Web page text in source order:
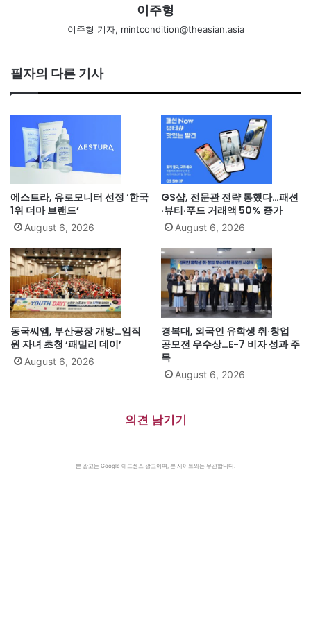
이주형
이주형 기자, mintcondition@theasian.asia
필자의 다른 기사
에스트라, 유로모니터 선정 ‘한국
1위 더마 브랜드’
August 6, 2026
GS샵, 전문관 전략 통했다…패션
·뷰티·푸드 거래액 50% 증가
August 6, 2026
동국씨엠, 부산공장 개방…임직
원 자녀 초청 ‘패밀리 데이’
August 6, 2026
경복대, 외국인 유학생 취·창업
공모전 우수상…E-7 비자 성과 주
목
August 6, 2026
의견 남기기
본 광고는 Google 애드센스 광고이며, 본 사이트와는 무관합니다.